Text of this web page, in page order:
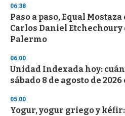
s
e
c
o
n
s
06:38
Paso a paso, Equal
Carlos Daniel Etchechoury
Palermo
06:00
Unidad Indexada hoy:
sábado 8 de agosto de
05:00
Yogur, yogur griego y